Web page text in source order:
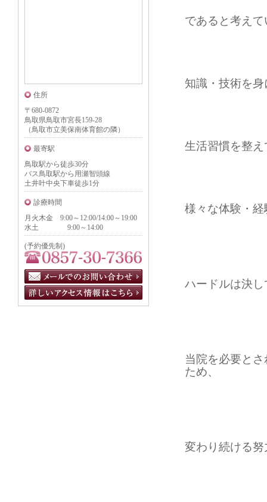
であると考え
知識・技術を
生活習慣を整
様々な体験・
ハードルは決
当院を必要と
ため、
変わり続ける
住所
〒680-0872
鳥取県鳥取市宮長159-28
（鳥取市立美保南体育館の隣）
最寄駅
鳥取駅から徒歩30分
バス鳥取駅から用瀬智頭線
土井叶中央下車徒歩1分
診療時間
月火木金 9:00～12:00/14:00～19:00
水土 9:00～14:00
(予約優先制)